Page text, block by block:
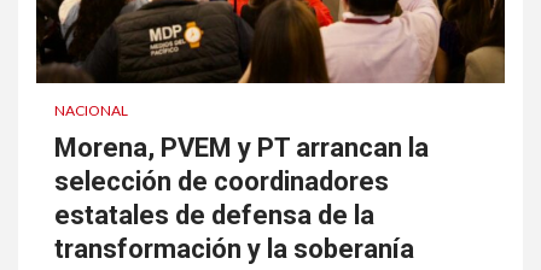
NACIONAL
Morena, PVEM y PT arrancan la
selección de coordinadores
estatales de defensa de la
transformación y la soberanía